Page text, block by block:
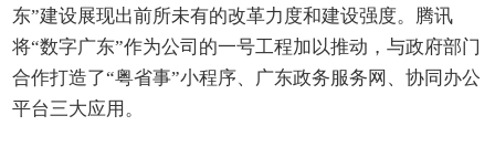
东”建设展现出前所未有的改革力度和建设强度。腾讯
将“数字广东”作为公司的一号工程加以推动，与政府部门
合作打造了“粤省事”小程序、广东政务服务网、协同办公
平台三大应用。